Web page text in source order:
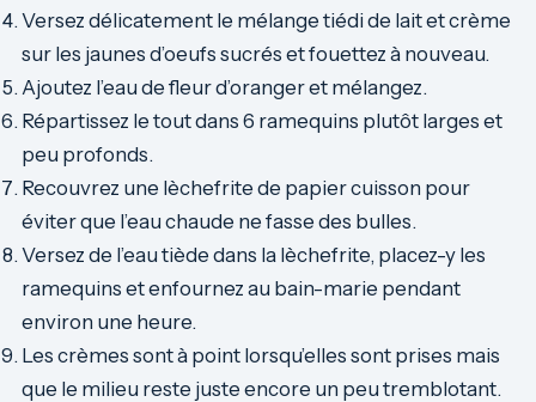
Versez délicatement le mélange tiédi de lait et crème
sur les jaunes d’oeufs sucrés et fouettez à nouveau.
Ajoutez l’eau de fleur d’oranger et mélangez.
Répartissez le tout dans 6 ramequins plutôt larges et
peu profonds.
Recouvrez une lèchefrite de papier cuisson pour
éviter que l’eau chaude ne fasse des bulles.
Versez de l’eau tiède dans la lèchefrite, placez-y les
ramequins et enfournez au bain-marie pendant
environ une heure.
Les crèmes sont à point lorsqu’elles sont prises mais
que le milieu reste juste encore un peu tremblotant.